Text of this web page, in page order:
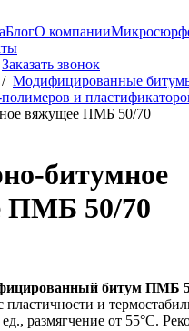
БлогО компании
Заказать звонок
/ Модифицированные
и
вяжущее ПМБ 50/70
битумное
ПМБ 50/70
битум ПМБ
и
размягчение от 55°C.